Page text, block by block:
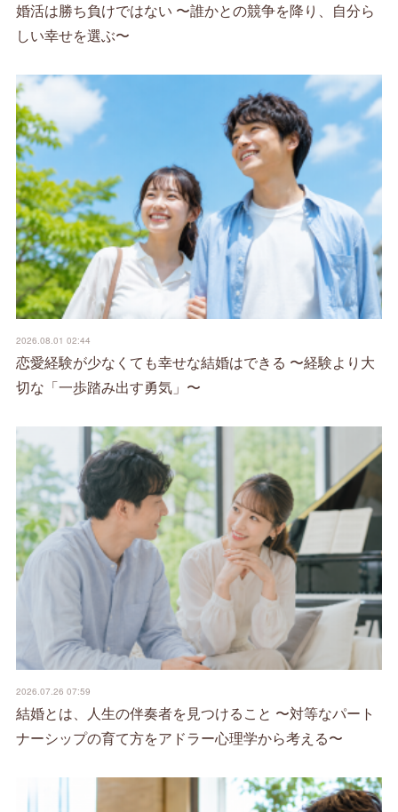
婚活は勝ち負けではない 〜誰かとの競争を降り、自分ら
しい幸せを選ぶ〜
2026.08.01 02:44
恋愛経験が少なくても幸せな結婚はできる 〜経験より大
切な「一歩踏み出す勇気」〜
2026.07.26 07:59
結婚とは、人生の伴奏者を見つけること 〜対等なパート
ナーシップの育て方をアドラー心理学から考える〜